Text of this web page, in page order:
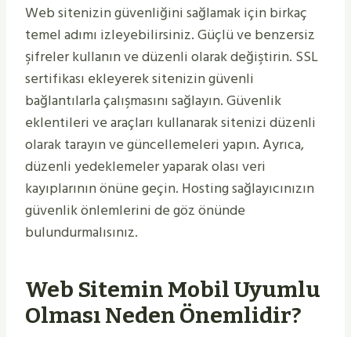
Web sitenizin güvenliğini sağlamak için birkaç
temel adımı izleyebilirsiniz. Güçlü ve benzersiz
şifreler kullanın ve düzenli olarak değiştirin. SSL
sertifikası ekleyerek sitenizin güvenli
bağlantılarla çalışmasını sağlayın. Güvenlik
eklentileri ve araçları kullanarak sitenizi düzenli
olarak tarayın ve güncellemeleri yapın. Ayrıca,
düzenli yedeklemeler yaparak olası veri
kayıplarının önüne geçin. Hosting sağlayıcınızın
güvenlik önlemlerini de göz önünde
bulundurmalısınız.
Web Sitemin Mobil Uyumlu
Olması Neden Önemlidir?